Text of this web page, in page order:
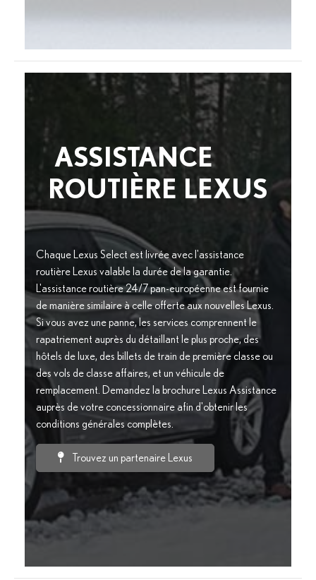
ASSISTANCE
ROUTIÈRE LEXUS
Chaque Lexus Select est livrée avec l'assistance
routière Lexus valable la durée de la garantie.
L'assistance routière 24/7 pan-européenne est fournie
de manière similaire à celle offerte aux nouvelles Lexus.
Si vous avez une panne, les services comprennent le
rapatriement auprès du détaillant le plus proche, des
hôtels de luxe, des billets de train de première classe ou
des vols de classe affaires, et un véhicule de
remplacement. Demandez la brochure Lexus Assistance
auprès de votre concessionnaire afin d'obtenir les
conditions générales complètes.
Trouvez un partenaire Lexus